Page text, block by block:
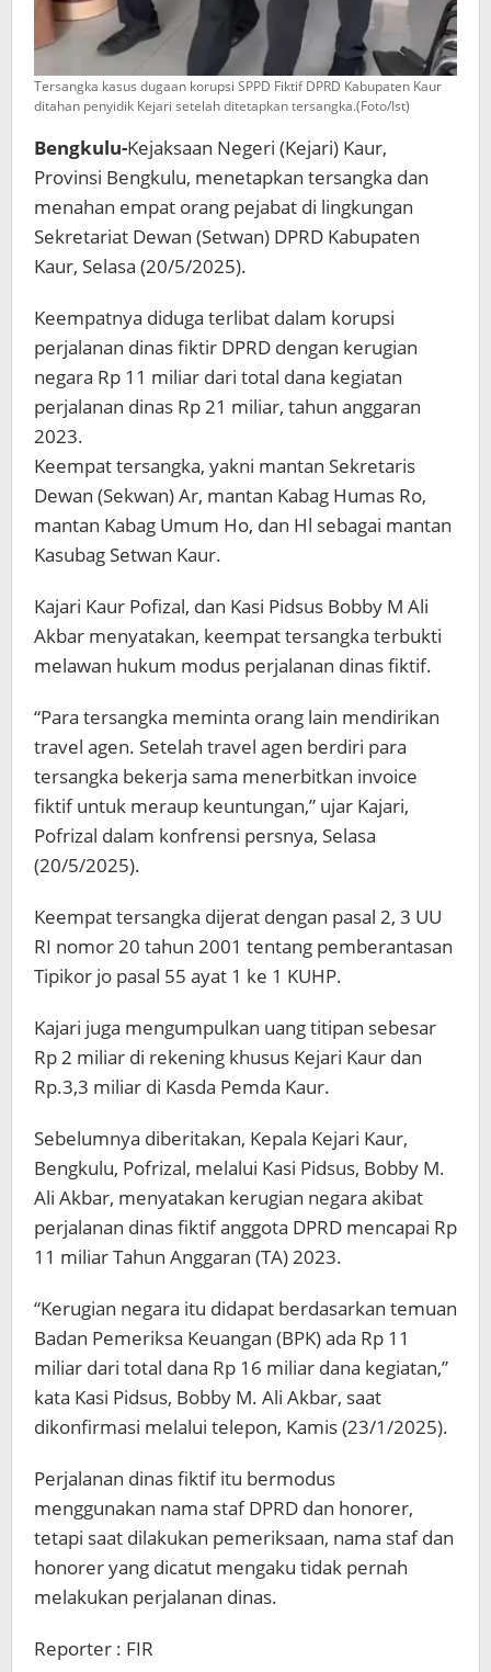
Tersangka kasus dugaan korupsi SPPD Fiktif DPRD Kabupaten Kaur
ditahan penyidik Kejari setelah ditetapkan tersangka.(Foto/Ist)
Bengkulu-Kejaksaan Negeri (Kejari) Kaur,
Provinsi Bengkulu, menetapkan tersangka dan
menahan empat orang pejabat di lingkungan
Sekretariat Dewan (Setwan) DPRD Kabupaten
Kaur, Selasa (20/5/2025).
Keempatnya diduga terlibat dalam korupsi
perjalanan dinas fiktir DPRD dengan kerugian
negara Rp 11 miliar dari total dana kegiatan
perjalanan dinas Rp 21 miliar, tahun anggaran
2023.
Keempat tersangka, yakni mantan Sekretaris
Dewan (Sekwan) Ar, mantan Kabag Humas Ro,
mantan Kabag Umum Ho, dan Hl sebagai mantan
Kasubag Setwan Kaur.
Kajari Kaur Pofizal, dan Kasi Pidsus Bobby M Ali
Akbar menyatakan, keempat tersangka terbukti
melawan hukum modus perjalanan dinas fiktif.
“Para tersangka meminta orang lain mendirikan
travel agen. Setelah travel agen berdiri para
tersangka bekerja sama menerbitkan invoice
fiktif untuk meraup keuntungan,” ujar Kajari,
Pofrizal dalam konfrensi persnya, Selasa
(20/5/2025).
Keempat tersangka dijerat dengan pasal 2, 3 UU
RI nomor 20 tahun 2001 tentang pemberantasan
Tipikor jo pasal 55 ayat 1 ke 1 KUHP.
Kajari juga mengumpulkan uang titipan sebesar
Rp 2 miliar di rekening khusus Kejari Kaur dan
Rp.3,3 miliar di Kasda Pemda Kaur.
Sebelumnya diberitakan, Kepala Kejari Kaur,
Bengkulu, Pofrizal, melalui Kasi Pidsus, Bobby M.
Ali Akbar, menyatakan kerugian negara akibat
perjalanan dinas fiktif anggota DPRD mencapai Rp
11 miliar Tahun Anggaran (TA) 2023.
“Kerugian negara itu didapat berdasarkan temuan
Badan Pemeriksa Keuangan (BPK) ada Rp 11
miliar dari total dana Rp 16 miliar dana kegiatan,”
kata Kasi Pidsus, Bobby M. Ali Akbar, saat
dikonfirmasi melalui telepon, Kamis (23/1/2025).
Perjalanan dinas fiktif itu bermodus
menggunakan nama staf DPRD dan honorer,
tetapi saat dilakukan pemeriksaan, nama staf dan
honorer yang dicatut mengaku tidak pernah
melakukan perjalanan dinas.
Reporter : FIR